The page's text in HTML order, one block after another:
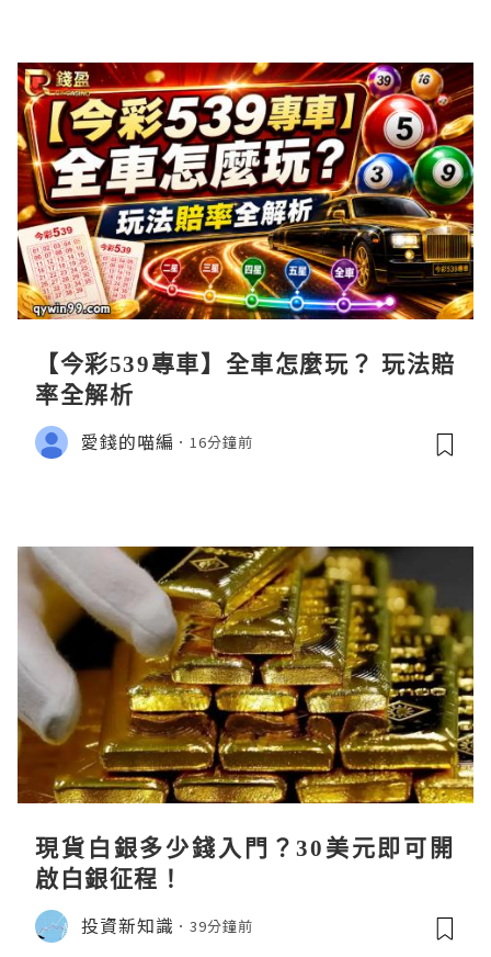
【今彩539專車】全車怎麼玩？ 玩法賠
率全解析
愛錢的喵編 16分鐘前
現貨白銀多少錢入門？30美元即可開
啟白銀征程！
投資新知識 39分鐘前